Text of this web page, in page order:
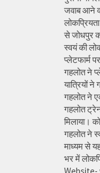
जवाब आने
से जोधपुर
स्वयं की
प्लेटफार्म
गहलोत ने
यात्रियों
गहलोत ने
गहलोत
मिलाया।
गहलोत ने
माध्यम से
भर में